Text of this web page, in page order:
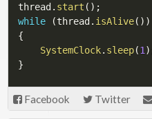
thread . start ( ) ;
while
(thread . isAlive( ) )
{
SystemClock. sleep(1 )
}
Facebook Twitter